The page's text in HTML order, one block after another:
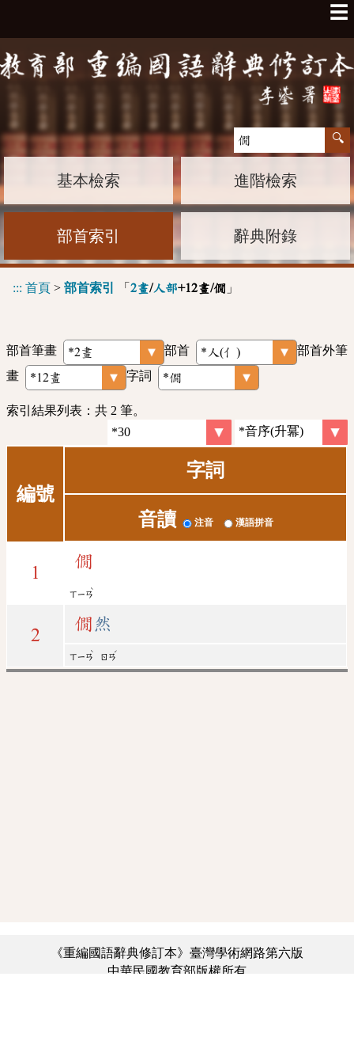
☰
基本檢索 進階檢索
部首索引 辭典附錄
::: 首頁 > 部首索引 「 2畫/人部+12畫/僩 」
部首筆畫 部首
部首外筆
畫
字詞
索引結果列表：共 2 筆。
編號
字詞
音讀 注音 漢語拼音
1
僩
ㄒㄧㄢ
ˋ
2
僩 然
ㄒㄧㄢ
ˋ
ㄖㄢ
ˊ
《重編國語辭典修訂本》臺灣學術網路第六版
中華民國教育部版權所有